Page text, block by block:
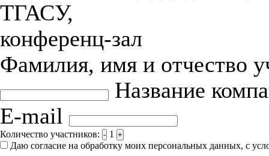
ТГАСУ,
конференц-зал
Фамилия, имя и отчество
Название
E-mail
Количество участников: - 1 +
Даю согласие на обработку моих персональных данных, с